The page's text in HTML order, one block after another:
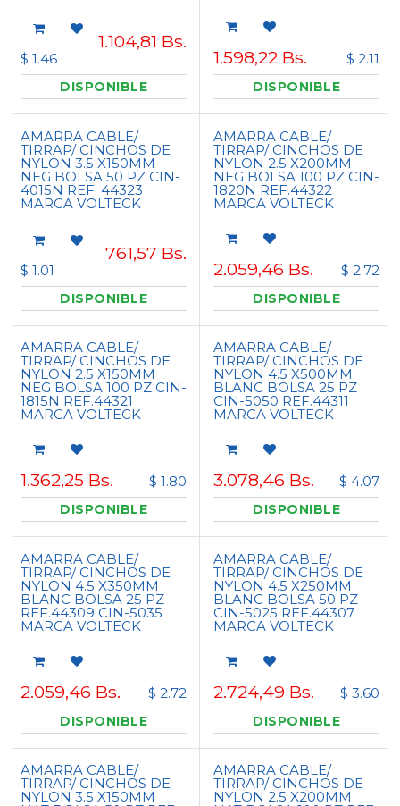
1.104,81 Bs.
$ 1.46
DISPONIBLE
1.598,22 Bs. $ 2.11
DISPONIBLE
AMARRA CABLE/
TIRRAP/ CINCHOS DE
NYLON 3.5 X150MM
NEG BOLSA 50 PZ CIN-
4015N REF. 44323
MARCA VOLTECK
761,57 Bs.
$ 1.01
DISPONIBLE
AMARRA CABLE/
TIRRAP/ CINCHOS DE
NYLON 2.5 X200MM
NEG BOLSA 100 PZ CIN-
1820N REF.44322
MARCA VOLTECK
2.059,46 Bs. $ 2.72
DISPONIBLE
AMARRA CABLE/
TIRRAP/ CINCHOS DE
NYLON 2.5 X150MM
NEG BOLSA 100 PZ CIN-
1815N REF.44321
MARCA VOLTECK
1.362,25 Bs. $ 1.80
DISPONIBLE
AMARRA CABLE/
TIRRAP/ CINCHOS DE
NYLON 4.5 X500MM
BLANC BOLSA 25 PZ
CIN-5050 REF.44311
MARCA VOLTECK
3.078,46 Bs. $ 4.07
DISPONIBLE
AMARRA CABLE/
TIRRAP/ CINCHOS DE
NYLON 4.5 X350MM
BLANC BOLSA 25 PZ
REF.44309 CIN-5035
MARCA VOLTECK
2.059,46 Bs. $ 2.72
DISPONIBLE
AMARRA CABLE/
TIRRAP/ CINCHOS DE
NYLON 4.5 X250MM
BLANC BOLSA 50 PZ
CIN-5025 REF.44307
MARCA VOLTECK
2.724,49 Bs. $ 3.60
DISPONIBLE
AMARRA CABLE/
TIRRAP/ CINCHOS DE
NYLON 3.5 X150MM
AMARRA CABLE/
TIRRAP/ CINCHOS DE
NYLON 2.5 X200MM